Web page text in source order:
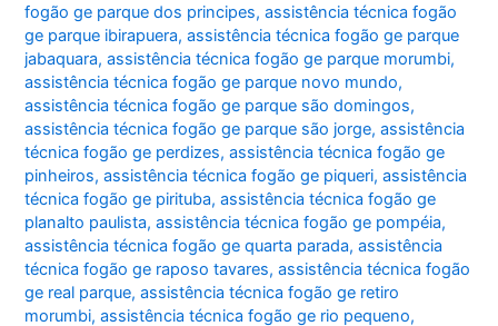
fogão ge parque dos principes,assistência técnica fogão
ge parque ibirapuera,assistência técnica fogão ge parque
jabaquara,assistência técnica fogão ge parque morumbi,
assistência técnica fogão ge parque novo mundo,
assistência técnica fogão ge parque são domingos,
assistência técnica fogão ge parque são jorge,assistência
técnica fogão ge perdizes,assistência técnica fogão ge
pinheiros,assistência técnica fogão ge piqueri,assistência
técnica fogão ge pirituba,assistência técnica fogão ge
planalto paulista,assistência técnica fogão ge pompéia,
assistência técnica fogão ge quarta parada,assistência
técnica fogão ge raposo tavares,assistência técnica fogão
ge real parque,assistência técnica fogão ge retiro
morumbi,assistência técnica fogão ge rio pequeno,